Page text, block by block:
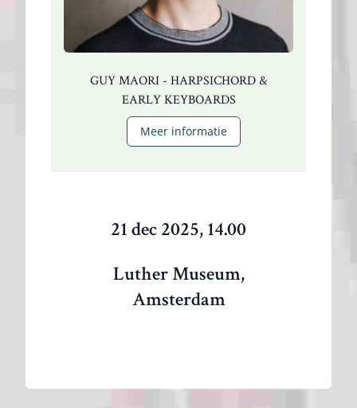
GUY MAORI - HARPSICHORD &
EARLY KEYBOARDS
Meer informatie
21 dec 2025, 14.00
Luther Museum,
Amsterdam